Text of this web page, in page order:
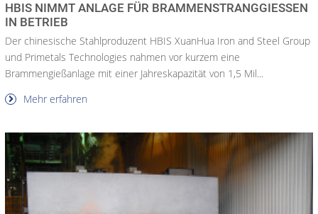
HBIS NIMMT ANLAGE FÜR BRAMMENSTRANGGIESSEN I
N BETRIEB
Der chinesische Stahlproduzent HBIS XuanHua Iron and Steel Group
und Primetals Technologies nahmen vor kurzem eine
Brammengießanlage mit einer Jahreskapazität von 1,5 Mil...
Mehr erfahren